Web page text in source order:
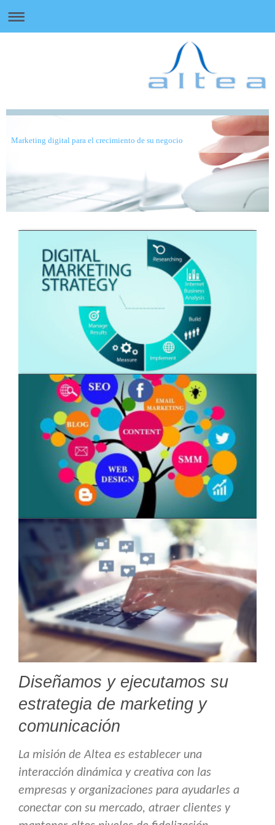
Marketing digital para el crecimiento de su negocio
Diseñamos y ejecutamos su
estrategia de marketing y
comunicación
La misión de Altea es establecer una
interacción dinámica y creativa con las
empresas y organizaciones para ayudarles a
conectar con su mercado, atraer clientes y